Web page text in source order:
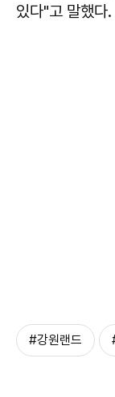
있다"고 말했다.
#강원랜드